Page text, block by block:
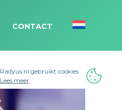
CONTACT
Radyus.nl gebruikt cookies
Lees meer.